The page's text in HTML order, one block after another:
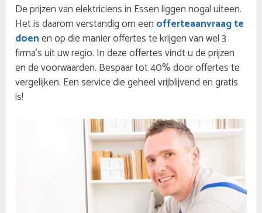
De prijzen van elektriciens in Essen liggen nogal uiteen.
Het is daarom verstandig om een offerteaanvraag te
doenen op die manier offertes te krijgen van wel 3
firma’s uit uw regio. In deze offertes vindt u de prijzen
en de voorwaarden. Bespaar tot 40% door offertes te
vergelijken. Een service die geheel vrijblijvend en gratis
is!